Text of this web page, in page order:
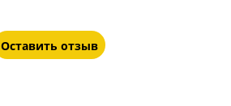
Оставить отзыв